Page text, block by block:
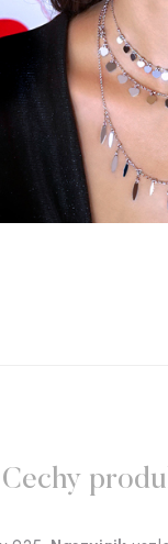
Cechy